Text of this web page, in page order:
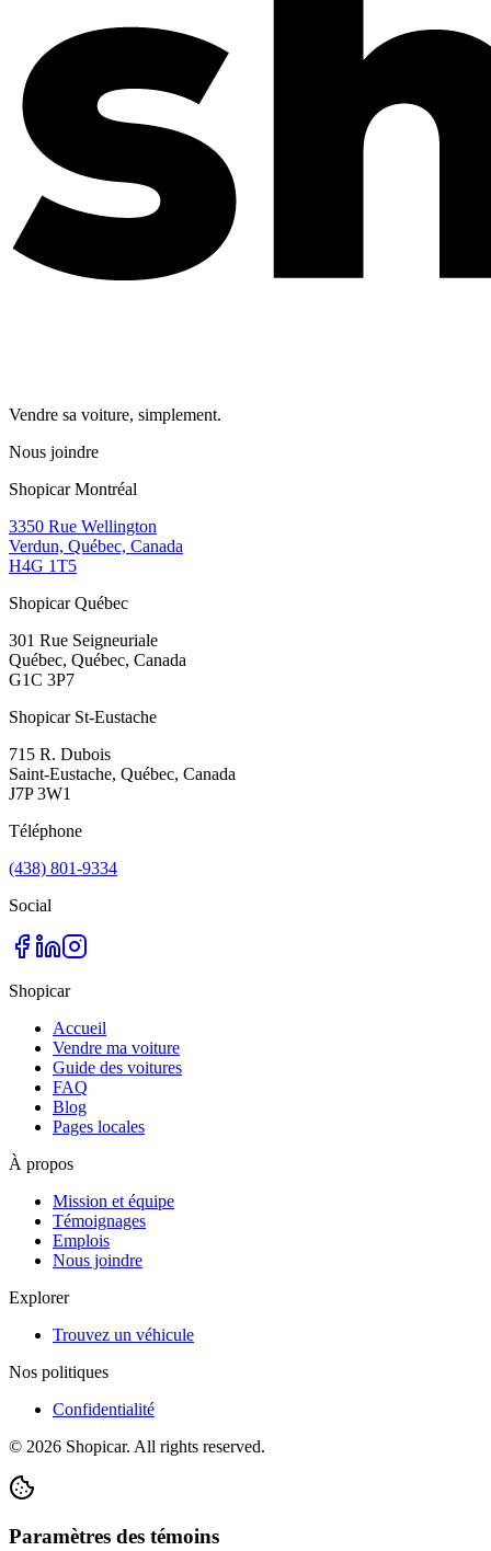
Vendre sa voiture, simplement.
Nous joindre
Shopicar Montréal
3350 Rue Wellington
Verdun, Québec, Canada
H4G 1T5
Shopicar Québec
301 Rue Seigneuriale
Québec, Québec, Canada
G1C 3P7
Shopicar St-Eustache
715 R. Dubois
Saint-Eustache, Québec, Canada
J7P 3W1
Téléphone
(438) 801-9334
Social
Shopicar
Accueil
Vendre ma voiture
Guide des voitures
FAQ
Blog
Pages locales
À propos
Mission et équipe
Témoignages
Emplois
Nous joindre
Explorer
Trouvez un véhicule
Nos politiques
Confidentialité
© 2026 Shopicar. All rights reserved.
Paramètres des témoins